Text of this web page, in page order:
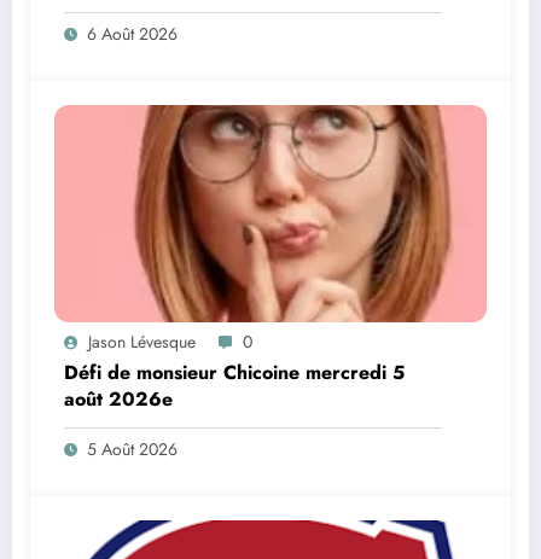
6 Août 2026
Jason Lévesque 0
Défi de monsieur Chicoine mercredi 5
août 2026e
5 Août 2026